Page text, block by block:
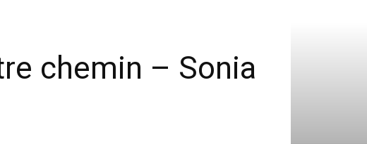
chemin – Sonia